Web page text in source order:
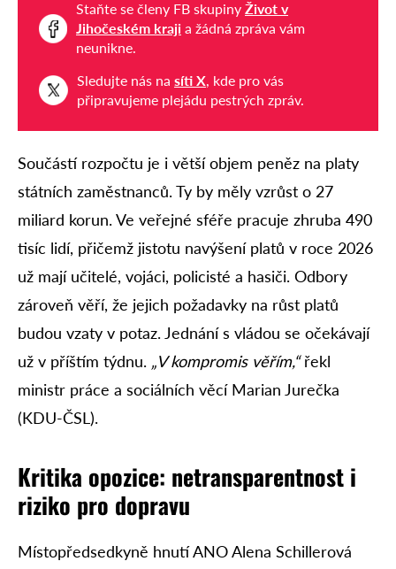
Staňte se členy FB skupiny Život v
Jihočeském kraji a žádná zpráva vám
neunikne.
Sledujte nás na síti X, kde pro vás
připravujeme plejádu pestrých zpráv.
Součástí rozpočtu je i větší objem peněz na platy
státních zaměstnanců. Ty by měly vzrůst o 27
miliard korun. Ve veřejné sféře pracuje zhruba 490
tisíc lidí, přičemž jistotu navýšení platů v roce 2026
už mají učitelé, vojáci, policisté a hasiči. Odbory
zároveň věří, že jejich požadavky na růst platů
budou vzaty v potaz. Jednání s vládou se očekávají
už v příštím týdnu. „V kompromis věřím,“řekl
ministr práce a sociálních věcí Marian Jurečka
(KDU-ČSL).
Kritika opozice: netransparentnost i
riziko pro dopravu
Místopředsedkyně hnutí ANO Alena Schillerová